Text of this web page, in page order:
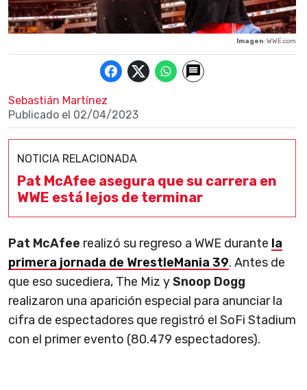
Imagen: WWE.com
Sebastián Martínez
Publicado el 02/04/2023
NOTICIA RELACIONADA
Pat McAfee asegura que su carrera en
WWE está lejos de terminar
Pat McAfee realizó su regreso a WWE durante la
primera jornada de WrestleMania 39. Antes de
que eso sucediera, The Miz ySnoop Dogg
realizaron una aparición especial para anunciar la
cifra de espectadores que registró el SoFi Stadium
con el primer evento (80.479 espectadores).